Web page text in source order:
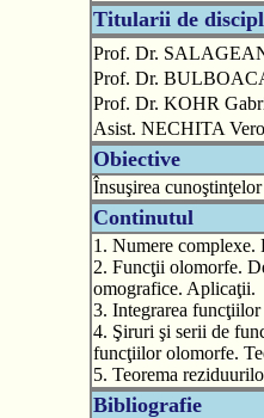
Titularii de
Prof. Dr.
Prof. Dr.
Prof. Dr. KOHR
Asist. NECHITA
Obiective
Însuşirea
Continutul
1. Numere complexe.
2. Funcţii olomorfe.
omografice. Aplicaţii.
3. Integrarea
4. Şiruri şi serii de
funcţiilor olomorfe.
5. Teorema
Bibliografie